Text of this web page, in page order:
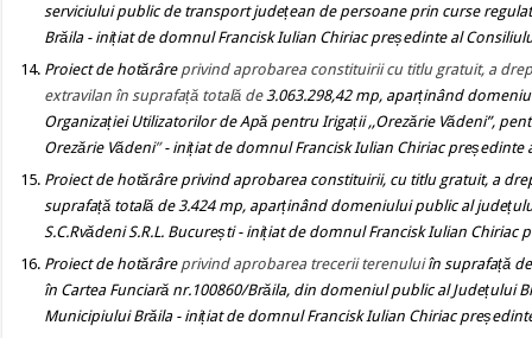
serviciului public de transport județean de persoane prin curse
Brăila - inițiat de domnul Francisk Iulian Chiriac președinte al
Proiect de hotărâre privind aprobarea constituirii cu titlu gratuit, a
extravilan în suprafață totală de3.063.298,42 mp, aparținând
Organizației Utilizatorilor de Apă pentru Irigații,,Orezărie Vădeni”,
Orezărie Vădeni”- inițiat de domnul Francisk Iulian Chiriac președinte
Proiect de hotărâre privind aprobarea constituirii, cu titlu gratuit, a
suprafață totală de3.424 mp, aparținând domeniului public al
S.C.Rvădeni S.R.L. București - inițiat de domnul Francisk Iulian
Proiect de hotărâre privind aprobarea trecerii terenuluiîn suprafață
în Cartea Funciară nr.100860/Brăila, din domeniul public al Județului
Municipiului Brăila - inițiat de domnul Francisk Iulian Chiriac